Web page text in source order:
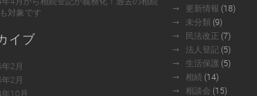
対象です
イブ
2月
2月
10月
更新情報 (18)
未分類 (9)
民法改正 (7)
法人登記 (5)
生活保護 (5)
相続 (14)
相談会 (15)